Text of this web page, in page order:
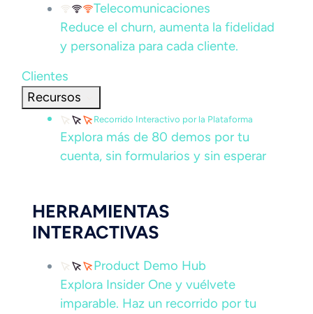
Telecomunicaciones
Reduce el churn, aumenta la fidelidad
y personaliza para cada cliente.
Clientes
Recursos
Recorrido Interactivo por la Plataforma
Explora más de 80 demos por tu
cuenta, sin formularios y sin esperar
HERRAMIENTAS
INTERACTIVAS
Product Demo Hub
Explora Insider One y vuélvete
imparable. Haz un recorrido por tu